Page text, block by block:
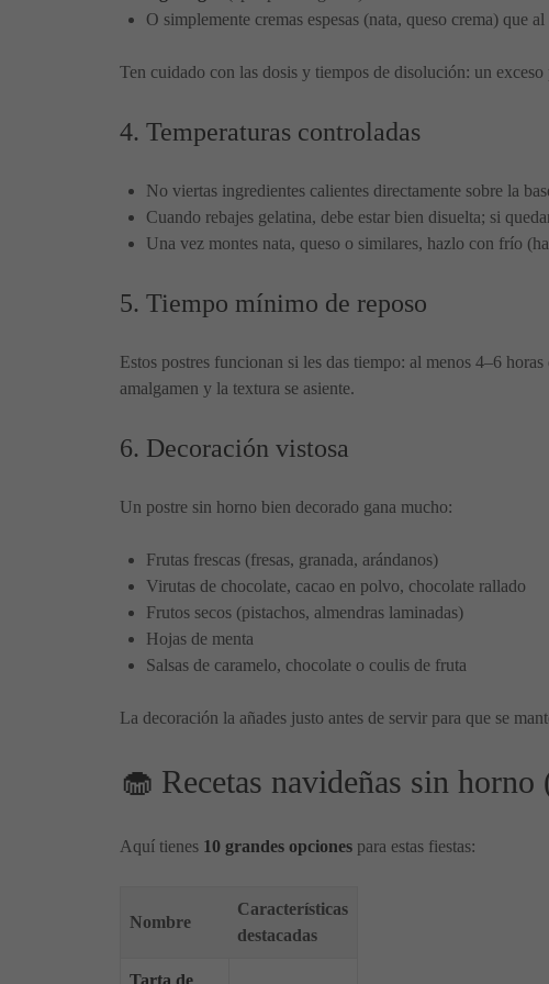
O simplemente cremas espesas (nata, queso crema) que
Ten cuidado con las dosis y tiempos de disolución: un
4. Temperaturas controladas
No viertas ingredientes calientes directamente sobre la
Cuando rebajes gelatina, debe estar bien disuelta; si
Una vez montes nata, queso o similares, hazlo con frío
5. Tiempo mínimo de reposo
Estos postres funcionan si les das tiempo: al menos 4–6
amalgamen y la textura se asiente.
6. Decoración vistosa
Un postre sin horno bien decorado gana mucho:
Frutas frescas (fresas, granada, arándanos)
Virutas de chocolate, cacao en polvo, chocolate rallado
Frutos secos (pistachos, almendras laminadas)
Hojas de menta
Salsas de caramelo, chocolate o coulis de fruta
La decoración la añades justo antes de servir para que se
🧁 Recetas navideñas sin horno
Aquí tienes 10 grandes opciones para estas fiestas:
Nombre
Características
destacadas
Tarta de